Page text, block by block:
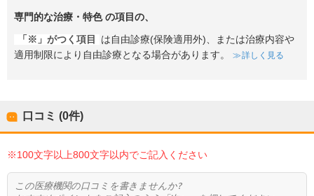
専門的な治療・特色の項目の、
「※」がつく項目
は自由診療(保険適用外)、または治療内容や
適用制限により自由診療となる場合があります。
詳しく見る
口コミ (0件)
※100文字以上800文字以内でご記入ください